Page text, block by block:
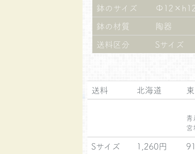
鉢のサイズ
鉢の材質
陶器
送料区分
Sサイズ
送料 北海道
青
宮
Sサイズ 1,260円